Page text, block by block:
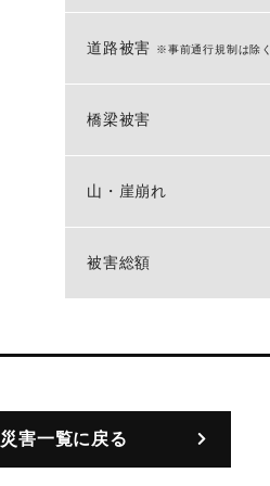
道路被害 ※事前通行規制は除く
橋梁被害
山・崖崩れ
被害総額
災害一覧に戻る